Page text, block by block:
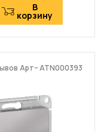
В
корзину
Арт– ATN000393